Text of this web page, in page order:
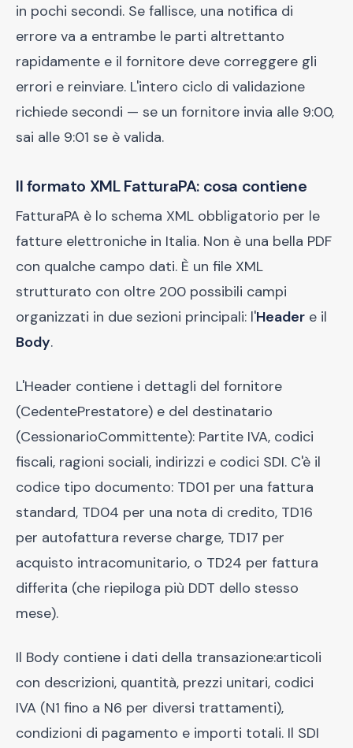
in pochi secondi. Se fallisce, una notifica di
errore va a entrambe le parti altrettanto
rapidamente e il fornitore deve correggere gli
errori e reinviare. L'intero ciclo di validazione
richiede secondi — se un fornitore invia alle 9:00,
sai alle 9:01 se è valida.
Il formato XML FatturaPA: cosa contiene
FatturaPA è lo schema XML obbligatorio per le
fatture elettroniche in Italia. Non è una bella PDF
con qualche campo dati. È un file XML
strutturato con oltre 200 possibili campi
organizzati in due sezioni principali: l'Header e il
Body.
L'Header contiene i dettagli del fornitore
(CedentePrestatore) e del destinatario
(CessionarioCommittente): Partite IVA, codici
fiscali, ragioni sociali, indirizzi e codici SDI. C'è il
codice tipo documento: TD01 per una fattura
standard, TD04 per una nota di credito, TD16
per autofattura reverse charge, TD17 per
acquisto intracomunitario, o TD24 per fattura
differita (che riepiloga più DDT dello stesso
mese).
Il Body contiene i dati della transazione:articoli
con descrizioni, quantità, prezzi unitari, codici
IVA (N1 fino a N6 per diversi trattamenti),
condizioni di pagamento e importi totali. Il SDI